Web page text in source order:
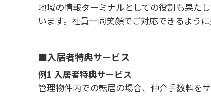
地域の情報ターミナルとしての役割も果た
います。社員一同笑顔でご対応できるよう
■入居者特典サービス
例1 入居者特典サービス
管理物件内での転居の場合、仲介手数料を